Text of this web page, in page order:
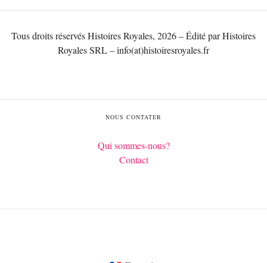
Tous droits réservés Histoires Royales, 2026 – Édité par Histoires
Royales SRL – info(at)histoiresroyales.fr
NOUS CONTATER
Qui sommes-nous?
Contact